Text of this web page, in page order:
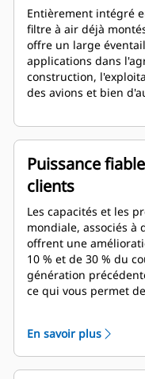
Entièrement intégré
filtre à air déjà
offre un large
applications dans
construction,
des avions et bien
Puissance
clients
Les capacités et les
mondiale, associés à
offrent une
10 % et de 30 % du
génération
ce qui vous permet
nos groupes moteur
réduire le temps et
technique.
En savoir plus